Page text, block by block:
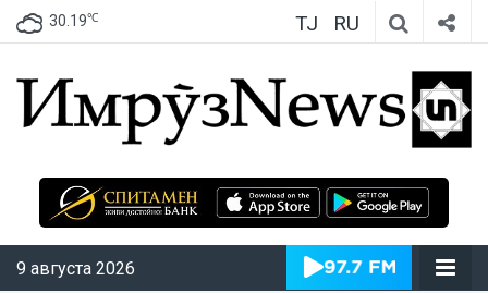
30.19℃ TJ RU
ИмрӯзNews
9 августа 2026